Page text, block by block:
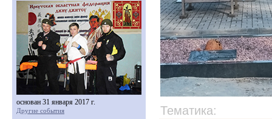
Тематика:
основан 31 января 2017 г.
Другие события